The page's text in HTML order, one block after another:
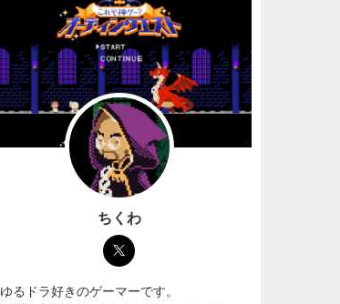
ちくわ
ゆるドラ好きのゲーマーです。